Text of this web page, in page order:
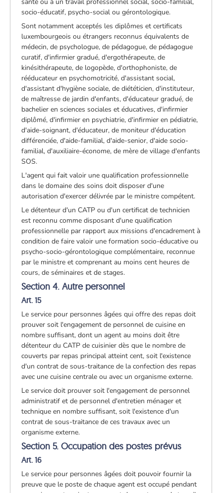
socio-éducatif, psycho-social ou gérontologique.
Sont notamment acceptés les diplômes et certificats
luxembourgeois ou étrangers reconnus équivalents de
médecin, de psychologue, de pédagogue, de pédagogue
curatif, d'infirmier gradué, d'ergothérapeute, de
kinésithérapeute, de logopède, d'orthophoniste, de
rééducateur en psychomotricité, d'assistant social,
d'assistant d'hygiène sociale, de diététicien, d'instituteur,
de maîtresse de jardin d'enfants, d'éducateur gradué, de
bachelier en sciences sociales et éducatives, d'infirmier
diplômé, d'infirmier en psychiatrie, d'infirmier en pédiatrie,
d'aide-soignant, d'éducateur, de moniteur d'éducation
différenciée, d'aide-familial, d'aide-senior, d'aide socio-
familial, d'auxiliaire-économe, de mère de village d'enfants
SOS.
L'agent qui fait valoir une qualification professionnelle
dans le domaine des soins doit disposer d'une
autorisation d'exercer délivrée par le ministre compétent.
Le détenteur d'un CATP ou d'un certificat de technicien
est reconnu comme disposant d'une qualification
professionnelle par rapport aux missions d'encadrement à
condition de faire valoir une formation socio-éducative ou
psycho-socio-gérontologique complémentaire, reconnue
par le ministre et comprenant au moins cent heures de
cours, de séminaires et de stages.
Section 4. Autre personnel
Art. 15
Le service pour personnes âgées qui offre des repas doit
prouver soit l'engagement de personnel de cuisine en
nombre suffisant, dont un agent au moins doit être
détenteur du CATP de cuisinier dès que le nombre de
couverts par repas principal atteint cent, soit l'existence
d'un contrat de sous-traitance de la confection des repas
avec une cuisine centrale ou avec un organisme externe.
Le service doit prouver soit l'engagement de personnel
administratif et de personnel d'entretien ménager et
technique en nombre suffisant, soit l'existence d'un
contrat de sous-traitance de ces travaux avec un
organisme externe.
Section 5. Occupation des postes prévus
Art. 16
Le service pour personnes âgées doit pouvoir fournir la
preuve que le poste de chaque agent est occupé pendant